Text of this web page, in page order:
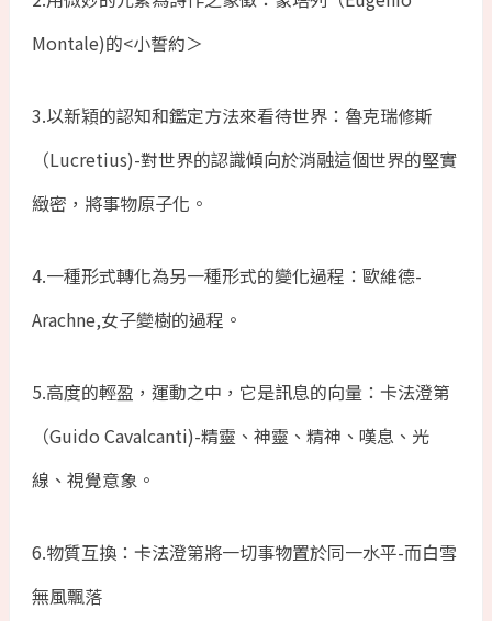
Montale)的<小誓約＞
3.以新㯋的認知和鑑定方法來看待世界：魯克瑞修斯
（Lucretius)-對世界的認識傾向於消融這個世界的堅實
緻密，將事物原子化。
4.一種形式轉化為另一種形式的變化過程：歐維德-
Arachne,女子變樹的過程。
5.高度的輕盈，運動之中，它是訊息的向量：卡法澄第
（Guido Cavalcanti)-精靈、神靈、精神、嘆息、光
線、視覺意象。
6.物質互換：卡法澄第將一切事物置於同一水平-而白雪
無風飄落